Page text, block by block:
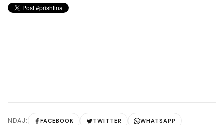
NDAJ: FACEBOOK TWITTER WHATSAPP